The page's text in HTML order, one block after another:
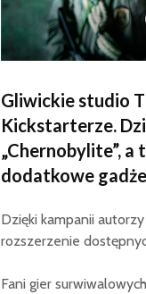
Gliwickie studio
Kickstarterze.
„Chernobylite”,
dodatkowe
Dzięki kampanii
rozszerzenie
Fani gier